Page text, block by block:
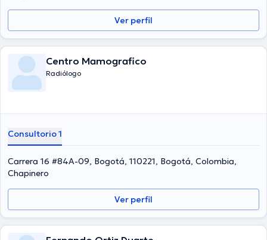
Ver perfil
Centro Mamografico
Radiólogo
Consultorio 1
Carrera 16 #84A-09, Bogotá, 110221, Bogotá, Colombia,
Chapinero
Ver perfil